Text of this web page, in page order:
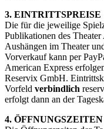
3. EINTRITTSPREISE
Die für die jeweilige
Publikationen des
Aushängen im Theater
Vorverkauf kann per
American Express
Reservix GmbH.
Vorfeld verbindlich
erfolgt dann an der
4. ÖFFNUNGSZEITEN